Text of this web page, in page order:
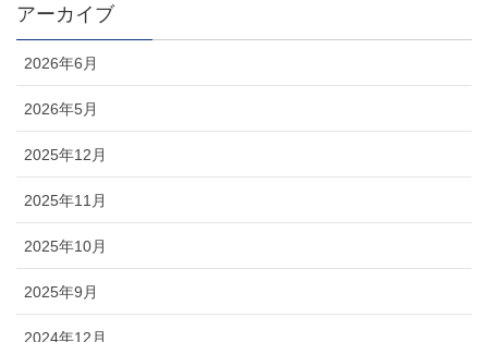
アーカイブ
2026年6月
2026年5月
2025年12月
2025年11月
2025年10月
2025年9月
2024年12月